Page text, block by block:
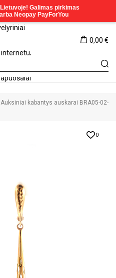
0,00 €
Auksiniai kabantys auskarai BRA05-02-
0